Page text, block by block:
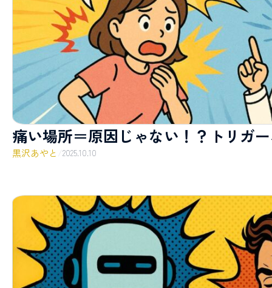
痛い場所＝原因じゃない！？トリガ
黒沢あやと 2025.10.10